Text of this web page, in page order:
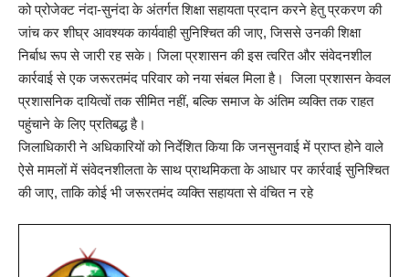
को प्रोजेक्ट नंदा-सुनंदा के अंतर्गत शिक्षा सहायता प्रदान करने हेतु प्रकरण की
जांच कर शीघ्र आवश्यक कार्यवाही सुनिश्चित की जाए, जिससे उनकी शिक्षा
निर्बाध रूप से जारी रह सके। जिला प्रशासन की इस त्वरित और संवेदनशील
कार्रवाई से एक जरूरतमंद परिवार को नया संबल मिला है। जिला प्रशासन केवल
प्रशासनिक दायित्वों तक सीमित नहीं, बल्कि समाज के अंतिम व्यक्ति तक राहत
पहुंचाने के लिए प्रतिबद्ध है।
जिलाधिकारी ने अधिकारियों को निर्देशित किया कि जनसुनवाई में प्राप्त होने वाले
ऐसे मामलों में संवेदनशीलता के साथ प्राथमिकता के आधार पर कार्रवाई सुनिश्चित
की जाए, ताकि कोई भी जरूरतमंद व्यक्ति सहायता से वंचित न रहे